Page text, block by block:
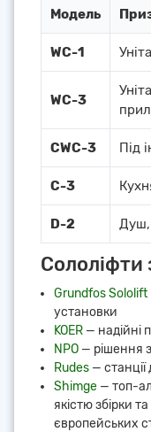
Модель
WC-1
WC-3
CWC-3 Під
C-3
D-2 Душ,
Сололіфти
Grundfos Sololift
установки
KOER — надійні
NPO — рішення
Rudes —
Shimge — топ-
якістю збірки
європейських